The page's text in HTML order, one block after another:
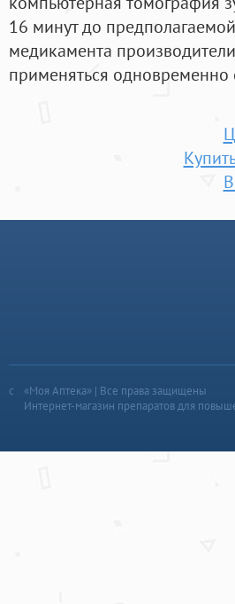
16 минут до
медикамента
применяться одновременно
«Моя Аптека» | Все права защищены
Интернет-магазин препаратов для